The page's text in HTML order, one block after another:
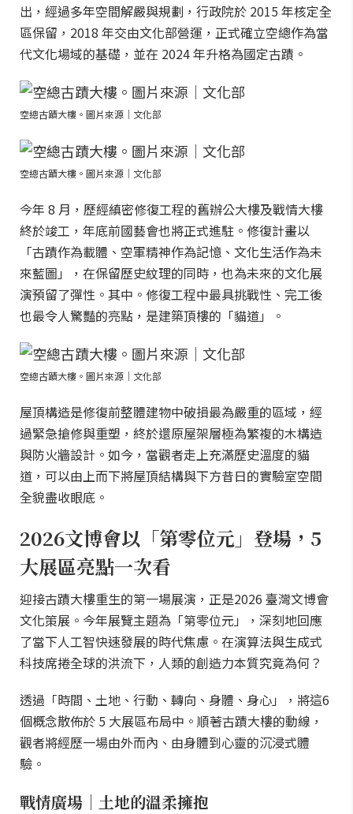
出，經過多年空間解嚴與規劃，行政院於 2015 年核定全
區保留，2018 年交由文化部營運，正式確立空總作為當
代文化場域的基礎，並在 2024 年升格為國定古蹟。
空總古蹟大樓。圖片來源｜文化部
空總古蹟大樓。圖片來源｜文化部
今年 8 月，歷經縝密修復工程的舊辦公大樓及戰情大樓
終於竣工，年底前國藝會也將正式進駐。修復計畫以
「古蹟作為載體、空軍精神作為記憶、文化生活作為未
來藍圖」，在保留歷史紋理的同時，也為未來的文化展
演預留了彈性。其中。修復工程中最具挑戰性、完工後
也最令人驚豔的亮點，是建築頂樓的「貓道」。
空總古蹟大樓。圖片來源｜文化部
屋頂構造是修復前整體建物中破損最為嚴重的區域，經
過緊急搶修與重塑，終於還原屋架層極為繁複的木構造
與防火牆設計。如今，當觀者走上充滿歷史溫度的貓
道，可以由上而下將屋頂結構與下方昔日的實驗室空間
全貌盡收眼底。
2026文博會以「第零位元」登場，5
大展區亮點一次看
迎接古蹟大樓重生的第一場展演，正是2026 臺灣文博會
文化策展。今年展覽主題為「第零位元」，深刻地回應
了當下人工智快速發展的時代焦慮。在演算法與生成式
科技席捲全球的洪流下，人類的創造力本質究竟為何？
透過「時間、土地、行動、轉向、身體、身心」，將這6
個概念散佈於 5 大展區布局中。順著古蹟大樓的動線，
觀者將經歷一場由外而內、由身體到心靈的沉浸式體
驗。
戰情廣場｜土地的溫柔擁抱